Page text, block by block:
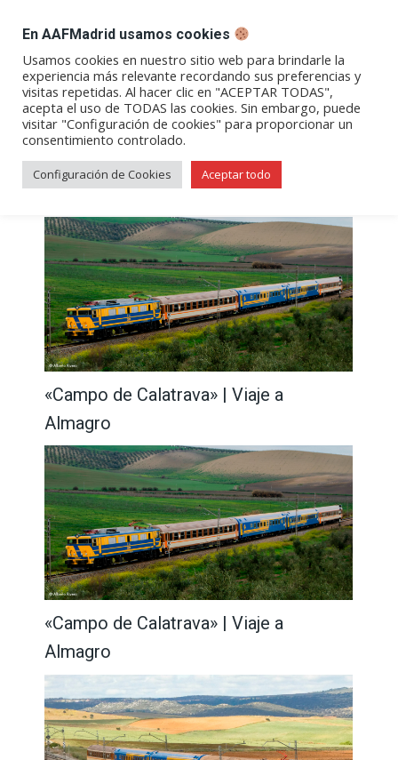
Abrir
enlace
en
una
ventana/pestaña
Abrir
enlace
en
una
ventana/pestaña
Abrir
enlace
en
una
ventana/pestaña
Abrir
enlace
en
una
Abrir
enlace
en
una
Archivos de etiqueta:almagro
«Campo de Calatrava» | Viaje a
Almagro
«Campo de Calatrava» | Viaje a
Almagro
En AAFMadrid usamos cookies
Usamos cookies en nuestro sitio web para brindarle la
experiencia más relevante recordando sus preferencias y
visitas repetidas. Al hacer clic en "ACEPTAR TODAS",
acepta el uso de TODAS las cookies. Sin embargo, puede
visitar "Configuración de cookies" para proporcionar un
consentimiento controlado.
Configuración de Cookies Aceptar todo